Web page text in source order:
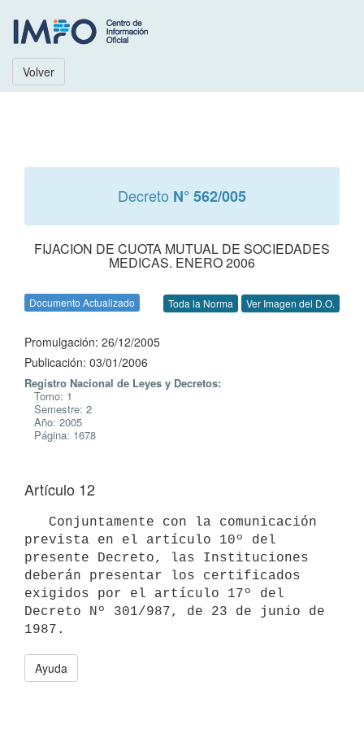
Volver
Decreto N° 562/005
FIJACION DE CUOTA MUTUAL DE SOCIEDADES
MEDICAS. ENERO 2006
Documento Actualizado Toda la Norma Ver Imagen del D.O.
Promulgación: 26/12/2005
Publicación: 03/01/2006
Registro Nacional de Leyes y Decretos:
Tomo: 1
Semestre: 2
Año: 2005
Página: 1678
Artículo 12
prevista en el artículo 10º del
presente Decreto, las Instituciones
deberán presentar los certificados
exigidos por el artículo 17º del
Decreto Nº 301/987, de 23 de junio de
1987.
Ayuda